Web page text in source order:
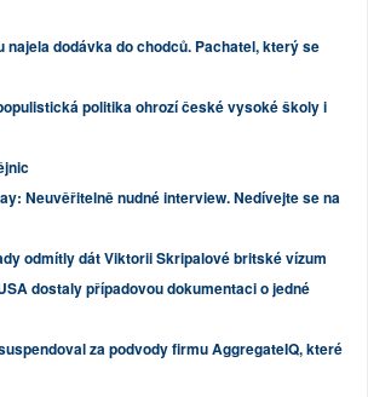
najela dodávka do chodců. Pachatel, který se
politika ohrozí české vysoké školy i
Neuvěřitelně nudné interview. Nedívejte se na
odmítly dát Viktorii Skripalové britské vízum
dostaly případovou dokumentaci o jedné
za podvody firmu AggregateIQ, které